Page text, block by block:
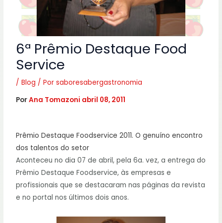
6ª Prêmio Destaque Food
Service
/Blog / Porsaboresabergastronomia
PorAna Tomazoni abril 08, 2011
Prêmio Destaque Foodservice 2011. O genuíno encontro
dos talentos do setor
Aconteceu no dia 07 de abril, pela 6a. vez, a entrega do
Prêmio Destaque Foodservice, às empresas e
profissionais que se destacaram nas páginas da revista
e no portal nos últimos dois anos.